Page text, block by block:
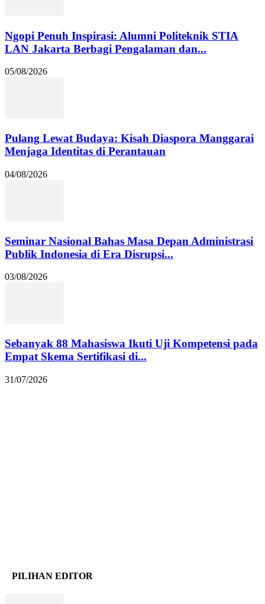
Ngopi Penuh Inspirasi: Alumni Politeknik STIA
LAN Jakarta Berbagi Pengalaman dan...
05/08/2026
Pulang Lewat Budaya: Kisah Diaspora Manggarai
Menjaga Identitas di Perantauan
04/08/2026
Seminar Nasional Bahas Masa Depan Administrasi
Publik Indonesia di Era Disrupsi...
03/08/2026
Sebanyak 88 Mahasiswa Ikuti Uji Kompetensi pada
Empat Skema Sertifikasi di...
31/07/2026
PILIHAN EDITOR